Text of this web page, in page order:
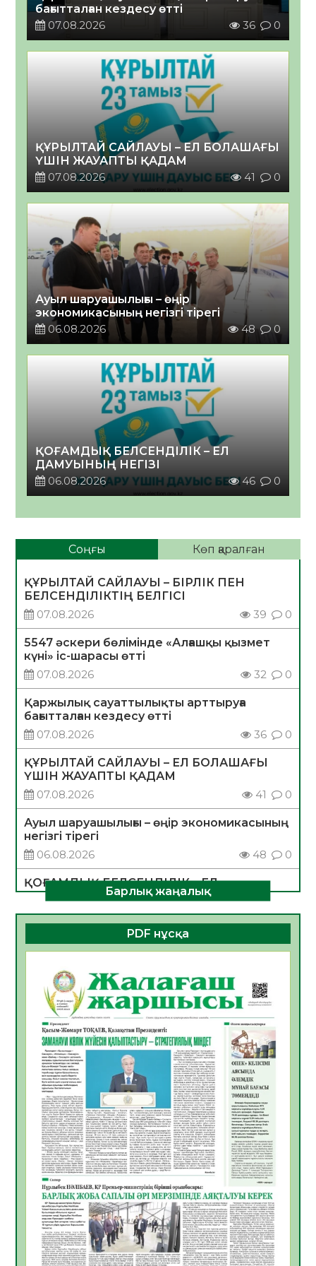
бағытталған кездесу өтті
07.08.2026
36 0
ҚҰРЫЛТАЙ САЙЛАУЫ – ЕЛ БОЛАШАҒЫ
ҮШІН ЖАУАПТЫ ҚАДАМ
07.08.2026
41 0
Ауыл шаруашылығы – өңір
экономикасының негізгі тірегі
06.08.2026
48 0
ҚОҒАМДЫҚ БЕЛСЕНДІЛІК – ЕЛ
ДАМУЫНЫҢ НЕГІЗІ
06.08.2026
46 0
Соңғы Көп қаралған
ҚҰРЫЛТАЙ САЙЛАУЫ – БІРЛІК ПЕН
БЕЛСЕНДІЛІКТІҢ БЕЛГІСІ
07.08.2026
39 0
5547 әскери бөлімінде «Алғашқы қызмет
күні» іс-шарасы өтті
07.08.2026
32 0
Қаржылық сауаттылықты арттыруға
бағытталған кездесу өтті
07.08.2026
36 0
ҚҰРЫЛТАЙ САЙЛАУЫ – ЕЛ БОЛАШАҒЫ
ҮШІН ЖАУАПТЫ ҚАДАМ
07.08.2026
41 0
Ауыл шаруашылығы – өңір экономикасының
негізгі тірегі
06.08.2026
48 0
ҚОҒАМДЫҚ БЕЛСЕНДІЛІК – ЕЛ
ДАМУЫНЫҢ НЕГІЗІ
06.08.2026
46 0
ҚҰРЫЛТАЙ САЙЛАУЫ – БОЛАШАҚҚА
06.08.2026
Инфекциялық ауруларға қарсы иммундау
жұмыстарының тиімділігі
06.08.2026
50
Көкжөтел ауруы туралы
06.08.2026
47
АПВ вакцинасы туралы мәлімет
06.08.2026
45
Open Air: Қызылорда облысы полиция
департаменті 20 мыңнан астам
көрерменнің қауіпсіздігін қамтамасыз етті
06.08.2026
59
ҚЫЗЫЛОРДАДА «САНАЛЫ ҰРПАҚ –
ЖАРҚЫН БОЛАШАҚ» АТТЫ КЕҢЕЙТІЛГЕН
МӘЖІЛІС ӨТТІ
Барлық жаңалық
PDF нұсқа